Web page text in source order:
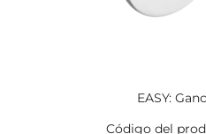
EASY:
Código del